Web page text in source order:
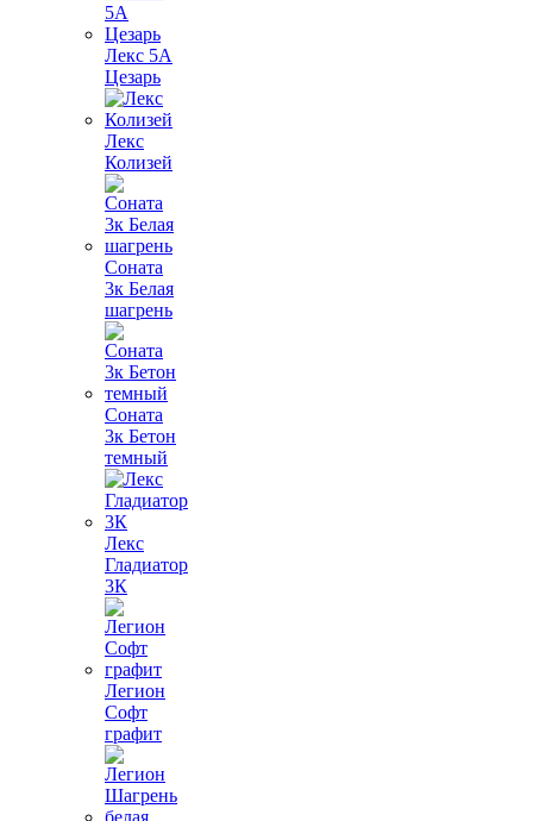
Лекс 5А
Цезарь
Лекс
Колизей
Соната
3к Белая
шагрень
Соната
3к Бетон
темный
Лекс
Гладиатор
3К
Легион
Софт
графит